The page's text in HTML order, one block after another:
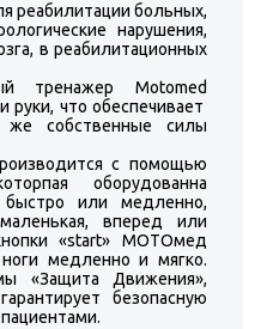
реабилитации больных,
нарушения,
в реабилитационных
тренажер Моtomed
руки, что обеспечивает
собственные силы
с помощью
оборудованна
или медленно,
вперед или
«start» МОТОмед
медленно и мягко.
«Защита Движения»,
безопасную